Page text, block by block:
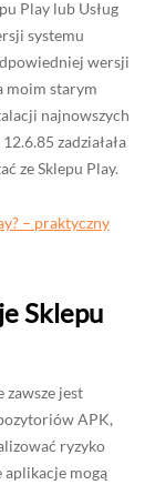
Play lub Usług
systemu
wersji
moim starym
najnowszych
zadziałała
ze Sklepu Play.
– praktyczny
Sklepu
zawsze jest
APK,
ryzyko
aplikacje mogą